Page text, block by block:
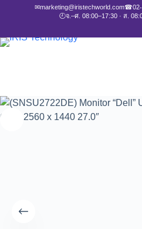
✉marketing@iristechworld.com☎
🕘จ.–ศ. 08:00–17:30 · ส.